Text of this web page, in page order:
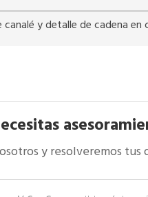
y detalle de cadena en
y resolveremos tus